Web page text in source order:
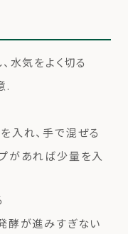
水気をよく切る
.
入れ、手で混ぜる
があれば少量を入
酵が進みすぎない